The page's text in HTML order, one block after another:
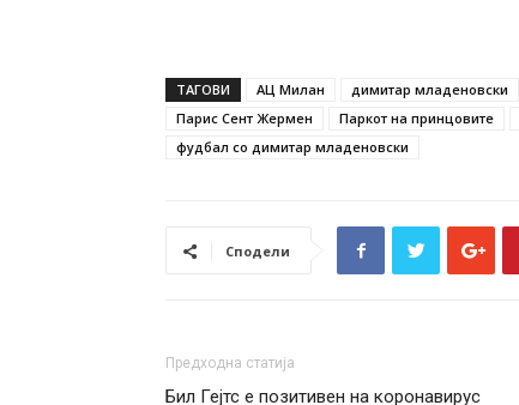
ТАГОВИ АЦ Милан димитар младеновски
Парис Сент Жермен
Паркот на принцовите
фудбал со димитар младеновски
Сподели
Предходна статија
Бил Гејтс е позитивен на коронавирус